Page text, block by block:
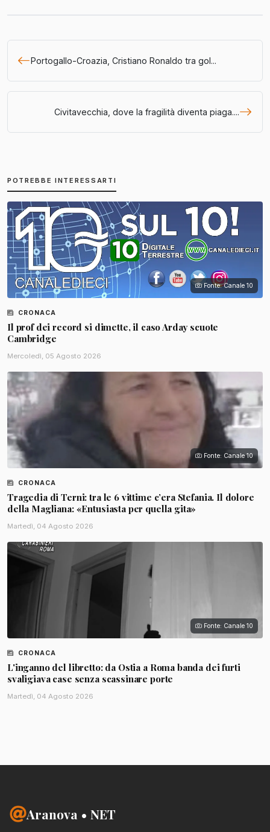
Portogallo-Croazia, Cristiano Ronaldo tra gol...
Civitavecchia, dove la fragilità diventa piaga....
POTREBBE INTERESSARTI
Fonte: Canale 10
CRONACA
Il prof dei record si dimette, il caso Arday scuote
Cambridge
Mercoledì, 05 Agosto 2026
Fonte: Canale 10
CRONACA
Tragedia di Terni: tra le 6 vittime c’era Stefania. Il dolore
della Magliana: «Entusiasta per quella gita»
Martedì, 04 Agosto 2026
Fonte: Canale 10
CRONACA
L'inganno del libretto: da Ostia a Roma banda dei furti
svaligiava case senza scassinare porte
Martedì, 04 Agosto 2026
Aranova • NET